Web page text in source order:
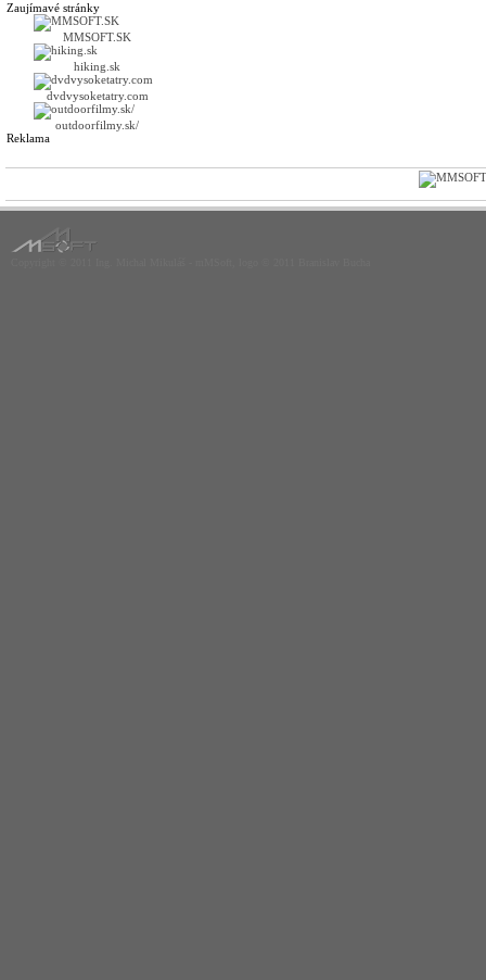
Zaujímavé stránky
MMSOFT.SK
hiking.sk
dvdvysoketatry.com
outdoorfilmy.sk/
Reklama